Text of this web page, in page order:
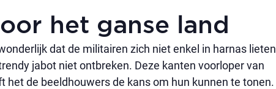
het ganse land
dat de militairen zich niet enkel in harnas lieten
jabot niet ontbreken. Deze kanten voorloper van
het de beeldhouwers de kans om hun kunnen te tonen.